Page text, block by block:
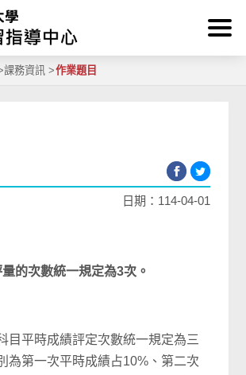
課務資訊 >作業題目
日期：114-04-01
的次數統一規定為3次。
目平時成績評定次數統一規定為三
為第一次平時成績占10%、第二次